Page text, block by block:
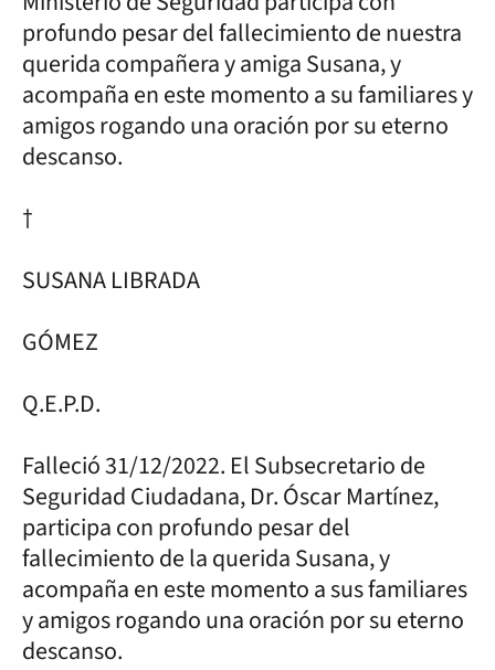
profundo pesar del fallecimiento de nuestra
querida compañera y amiga Susana, y
acompaña en este momento a su familiares y
amigos rogando una oración por su eterno
descanso.
†
SUSANA LIBRADA
GÓMEZ
Q.E.P.D.
Falleció 31/12/2022. El Subsecretario de
Seguridad Ciudadana, Dr. Óscar Martínez,
participa con profundo pesar del
fallecimiento de la querida Susana, y
acompaña en este momento a sus familiares
y amigos rogando una oración por su eterno
descanso.